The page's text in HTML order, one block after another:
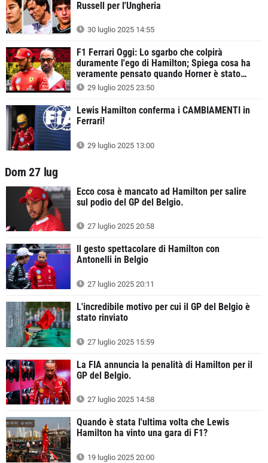
Russell per l'Ungheria
30 luglio 2025 14:55
F1 Ferrari Oggi: Lo sgarbo che colpirà
duramente l'ego di Hamilton; Spiega cosa ha
veramente pensato quando Horner è stato
licenziato
29 luglio 2025 23:50
Lewis Hamilton conferma i CAMBIAMENTI in
Ferrari!
29 luglio 2025 13:00
Dom 27 lug
Ecco cosa è mancato ad Hamilton per salire
sul podio del GP del Belgio.
27 luglio 2025 20:58
Il gesto spettacolare di Hamilton con
Antonelli in Belgio
27 luglio 2025 20:11
L'incredibile motivo per cui il GP del Belgio è
stato rinviato
27 luglio 2025 15:59
La FIA annuncia la penalità di Hamilton per il
GP del Belgio.
27 luglio 2025 14:58
Quando è stata l'ultima volta che Lewis
Hamilton ha vinto una gara di F1?
19 luglio 2025 20:00